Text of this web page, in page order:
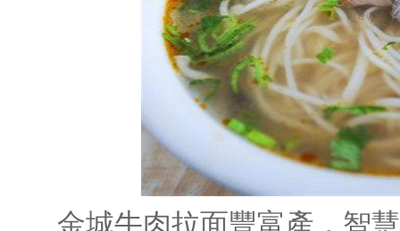
金城牛肉拉面豐富產，智慧